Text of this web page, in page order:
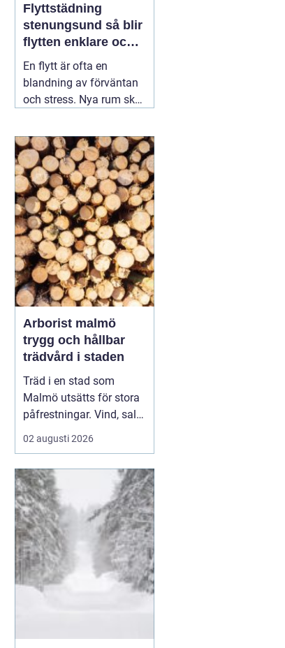
Flyttstädning
stenungsund så blir
flytten enklare och
mer trygg
En flytt är ofta en
blandning av förväntan
och stress. Nya rum ska
ändras, avtal sägas upp
och tecknas. Mitt i allt
detta dyker en fråga upp:
vem ska ta hand om
städningen av den
gamla bostaden?
Många som söker02
augusti 2026
Arborist malmö
trygg och hållbar
trädvård i staden
Träd i en stad som
Malmö utsätts för stora
påfrestningar. Vind, salt,
torka, markarbeten och
byggprojekt gör att
omsorg än i en
skogsmiljö.
En Arborist
Malmö arb...
02 augusti 2026